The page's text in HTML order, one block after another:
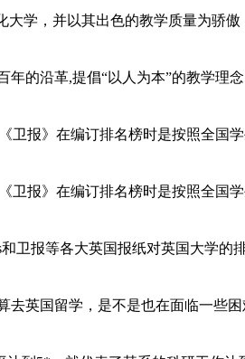
大学，并以其出色的教学质量为骄
的沿革,提倡“以人为本”的教学理
卫报》在编订排名榜时是按照全国
卫报》在编订排名榜时是按照全国
卫报等各大英国报纸对英国大学
英国留学，是不是也在面临一些困